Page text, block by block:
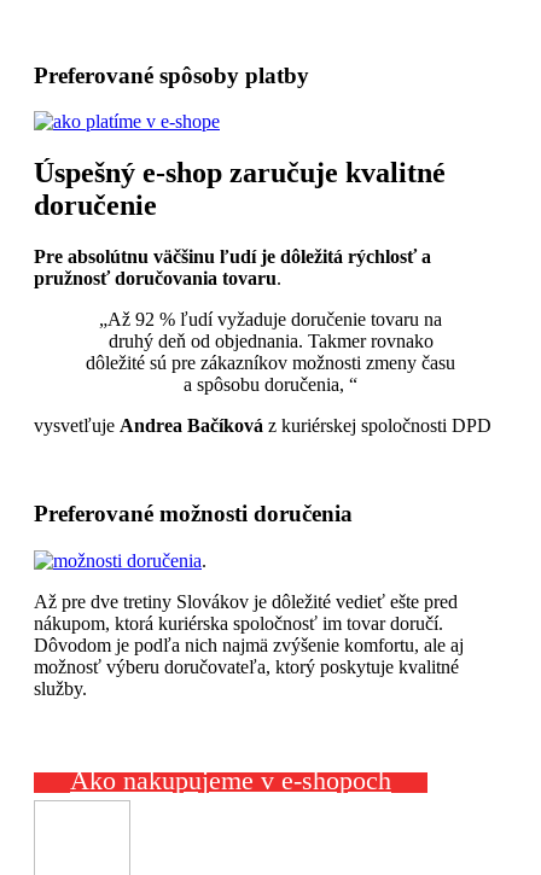
Preferované spôsoby platby
Úspešný e-shop zaručuje kvalitné
doručenie
Pre absolútnu väčšinu ľudí je dôležitá rýchlosť a
pružnosť doručovania tovaru.
„Až 92 % ľudí vyžaduje doručenie tovaru na
druhý deň od objednania. Takmer rovnako
dôležité sú pre zákazníkov možnosti zmeny času
a spôsobu doručenia, “
vysvetľuje Andrea Bačíková z kuriérskej spoločnosti DPD
Preferované možnosti doručenia
.
Až pre dve tretiny Slovákov je dôležité vedieť ešte pred
nákupom, ktorá kuriérska spoločnosť im tovar doručí.
Dôvodom je podľa nich najmä zvýšenie komfortu, ale aj
možnosť výberu doručovateľa, ktorý poskytuje kvalitné
služby.
Ako nakupujeme v e-shopoch